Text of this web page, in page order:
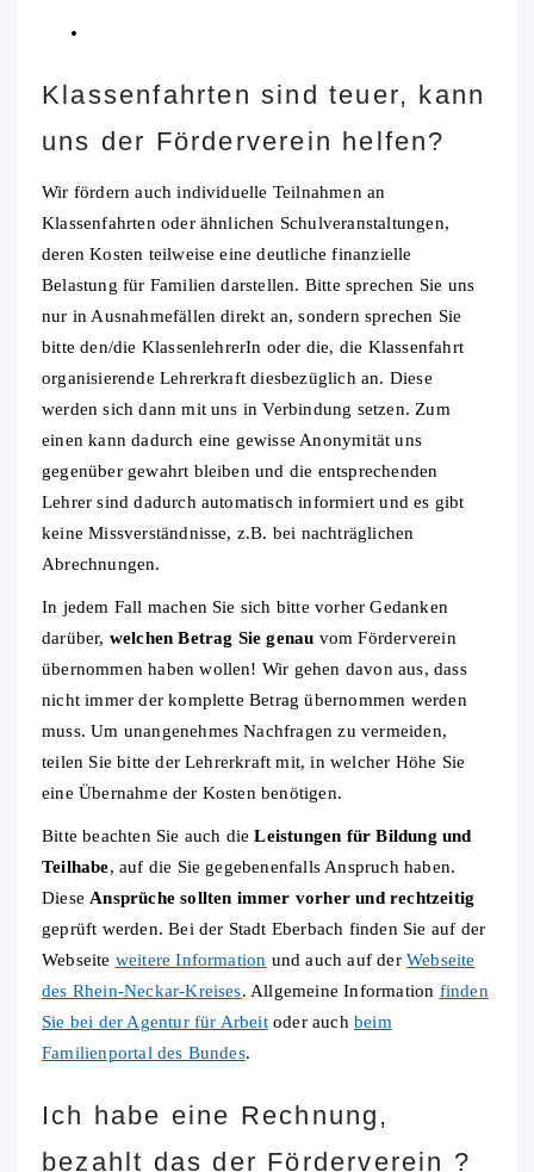
Klassenfahrten sind teuer, kann
uns der Förderverein helfen?
Wir fördern auch individuelle Teilnahmen an
Klassenfahrten oder ähnlichen Schulveranstaltungen,
deren Kosten teilweise eine deutliche finanzielle
Belastung für Familien darstellen. Bitte sprechen Sie uns
nur in Ausnahmefällen direkt an, sondern sprechen Sie
bitte den/die KlassenlehrerIn oder die, die Klassenfahrt
organisierende Lehrerkraft diesbezüglich an. Diese
werden sich dann mit uns in Verbindung setzen. Zum
einen kann dadurch eine gewisse Anonymität uns
gegenüber gewahrt bleiben und die entsprechenden
Lehrer sind dadurch automatisch informiert und es gibt
keine Missverständnisse, z.B. bei nachträglichen
Abrechnungen.
In jedem Fall machen Sie sich bitte vorher Gedanken
darüber, welchen Betrag Sie genau vom Förderverein
übernommen haben wollen! Wir gehen davon aus, dass
nicht immer der komplette Betrag übernommen werden
muss. Um unangenehmes Nachfragen zu vermeiden,
teilen Sie bitte der Lehrerkraft mit, in welcher Höhe Sie
eine Übernahme der Kosten benötigen.
Bitte beachten Sie auch dieLeistungen für Bildung und
Teilhabe, auf die Sie gegebenenfalls Anspruch haben.
DieseAnsprüche sollten immer vorher und rechtzeitig
geprüft werden. Bei der Stadt Eberbach finden Sie auf der
Webseite weitere Information und auch auf der Webseite
des Rhein-Neckar-Kreises. Allgemeine Information finden
Sie bei der Agentur für Arbeitoder auchbeim
Familienportal des Bundes.
Ich habe eine Rechnung,
bezahlt das der Förderverein ?